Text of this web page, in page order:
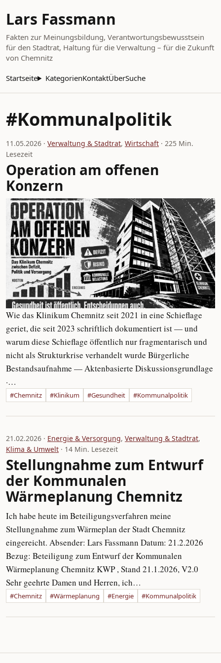
Lars Fassmann
Fakten zur Meinungsbildung, Verantwortungsbewusstsein
für den Stadtrat, Haltung für die Verwaltung – für die Zukunft
von Chemnitz
Startseite KategorienKontaktÜberSuche
#Kommunalpolitik
11.05.2026 · Verwaltung & Stadtrat, Wirtschaft · 225 Min.
Lesezeit
Operation am offenen
Konzern
Wie das Klinikum Chemnitz seit 2021 in eine Schieflage
geriet, die seit 2023 schriftlich dokumentiert ist — und
warum diese Schieflage öffentlich nur fragmentarisch und
nicht als Strukturkrise verhandelt wurde Bürgerliche
Bestandsaufnahme — Aktenbasierte Diskussionsgrundlage
·…
#Chemnitz #Klinikum #Gesundheit #Kommunalpolitik
21.02.2026 · Energie & Versorgung, Verwaltung & Stadtrat,
Klima & Umwelt · 14 Min. Lesezeit
Stellungnahme zum Entwurf
der Kommunalen
Wärmeplanung Chemnitz
Ich habe heute im Beteiligungsverfahren meine
Stellungnahme zum Wärmeplan der Stadt Chemnitz
eingereicht. Absender: Lars Fassmann Datum: 21.2.2026
Bezug: Beteiligung zum Entwurf der Kommunalen
Wärmeplanung Chemnitz KWP , Stand 21.1.2026, V2.0
Sehr geehrte Damen und Herren, ich…
#Chemnitz #Wärmeplanung #Energie #Kommunalpolitik